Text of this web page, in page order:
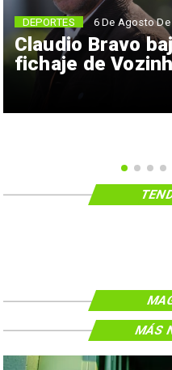
Claudio Bravo
fichaje de
DEPORTES 6 De Agosto De
MÁS